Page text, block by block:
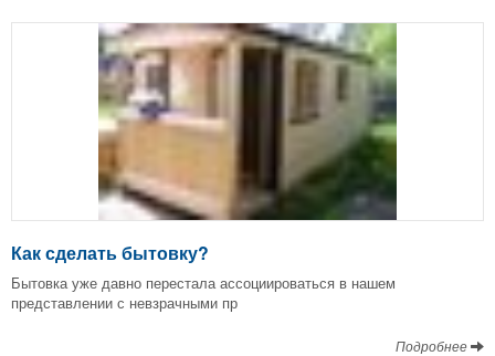
Как сделать бытовку?
Бытовка уже давно перестала ассоциироваться в нашем
представлении с невзрачными пр
Подробнее